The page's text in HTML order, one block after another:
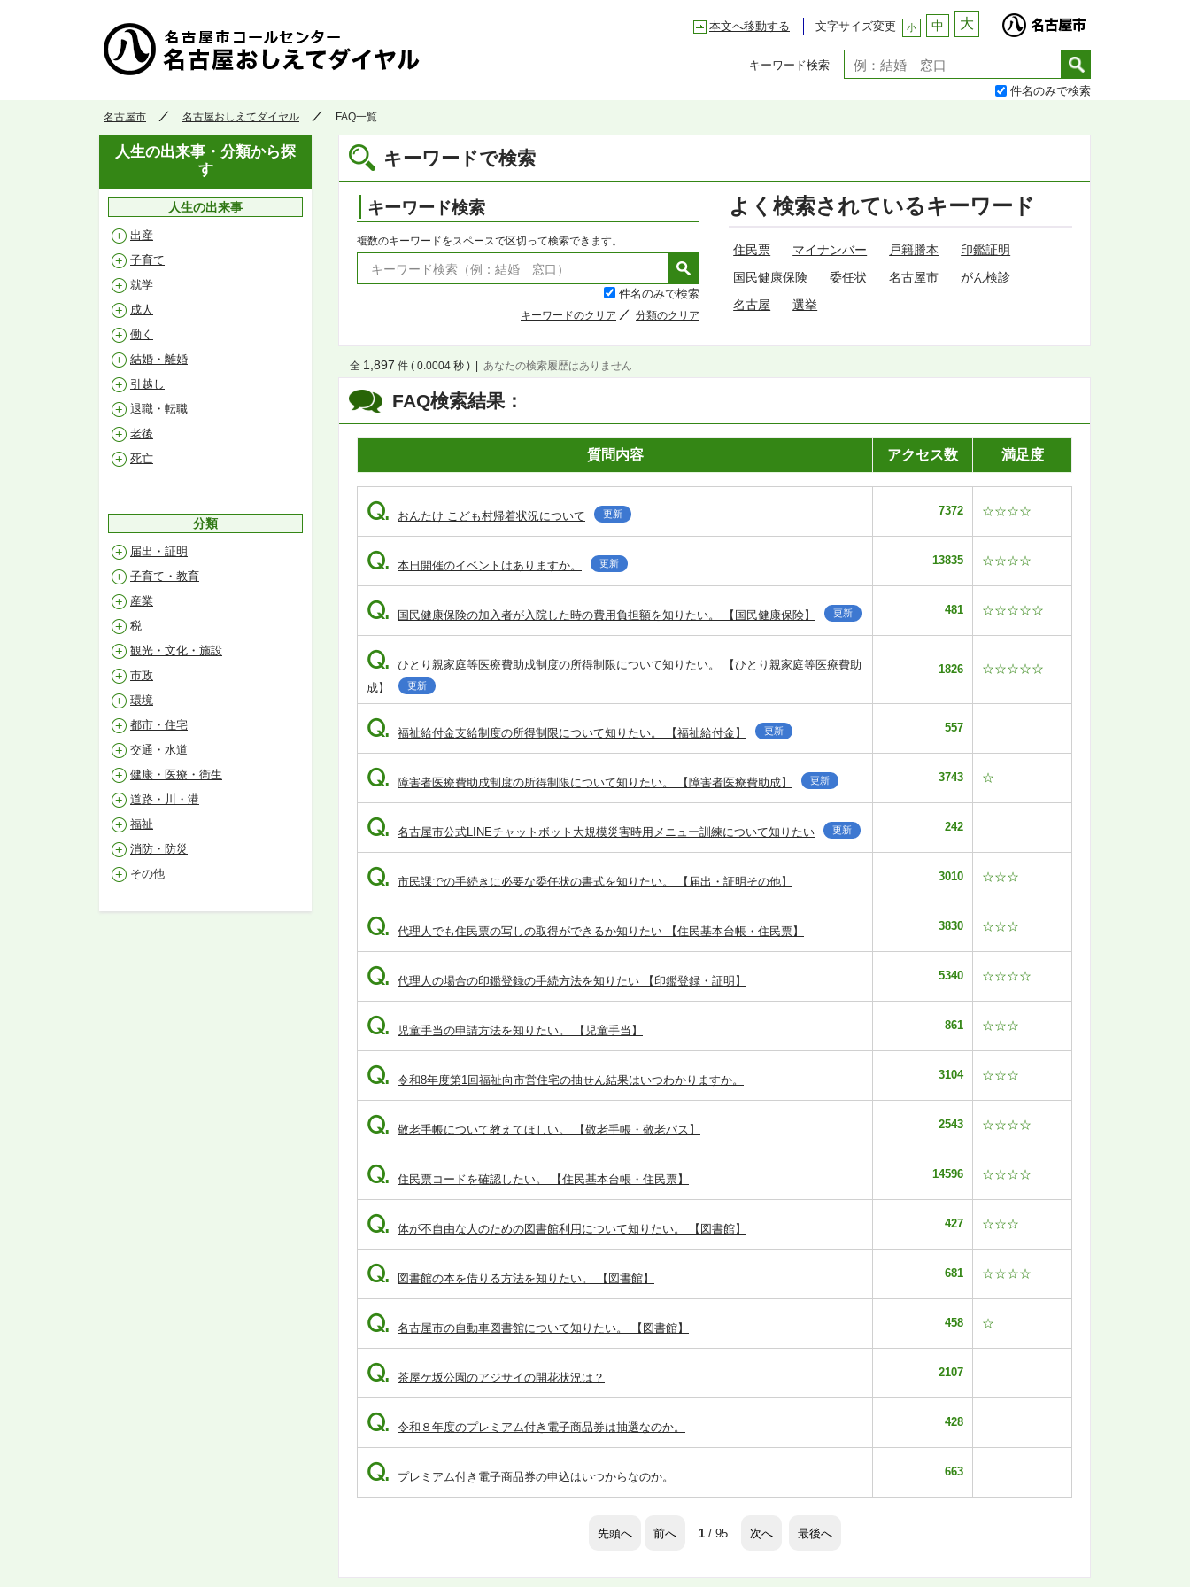
本文へ移動する 文字サイズ変更 小 中 大
キーワード検索
件名のみで検索
名古屋市 名古屋おしえてダイヤル FAQ一覧
キーワードで検索
キーワード検索
複数のキーワードをスペースで区切って検索できます。
件名のみで検索
キーワードのクリア 分類のクリア
よく検索されているキーワード
住民票 マイナンバー 戸籍謄本
印鑑証明
国民健康保険
委任状 名古屋市
がん検診
名古屋
選挙
FAQ検索結果：
全 1,897 件 ( 0.0004 秒 ) あなたの検索履歴はありません
質問内容 アクセス数 満足度
Q. おんたけ こども村帰着状況について 更新 7372 ☆☆☆☆
Q. 本日開催のイベントはありますか。 更新 13835 ☆☆☆☆
Q. 国民健康保険の加入者が入院した時の費用負担額を知りたい。 【国民健康保険】 更新 481 ☆☆☆☆☆
Q.
ひとり親家庭等医療費助成制度の所得制限について知りたい。 【ひとり親家庭等医療費助
成】
更新
1826 ☆☆☆☆☆
Q. 福祉給付金支給制度の所得制限について知りたい。 【福祉給付金】 更新 557
Q. 障害者医療費助成制度の所得制限について知りたい。 【障害者医療費助成】 更新 3743 ☆
Q. 名古屋市公式LINEチャットボット大規模災害時用メニュー訓練について知りたい 更新 242
Q. 市民課での手続きに必要な委任状の書式を知りたい。 【届出・証明その他】 3010 ☆☆☆
Q. 代理人でも住民票の写しの取得ができるか知りたい 【住民基本台帳・住民票】 3830 ☆☆☆
Q. 代理人の場合の印鑑登録の手続方法を知りたい 【印鑑登録・証明】 5340 ☆☆☆☆
Q. 児童手当の申請方法を知りたい。 【児童手当】 861 ☆☆☆
Q. 令和8年度第1回福祉向市営住宅の抽せん結果はいつわかりますか。 3104 ☆☆☆
Q. 敬老手帳について教えてほしい。 【敬老手帳・敬老パス】 2543 ☆☆☆☆
Q. 住民票コードを確認したい。 【住民基本台帳・住民票】 14596 ☆☆☆☆
Q. 体が不自由な人のための図書館利用について知りたい。 【図書館】 427 ☆☆☆
Q. 図書館の本を借りる方法を知りたい。 【図書館】 681 ☆☆☆☆
Q. 名古屋市の自動車図書館について知りたい。 【図書館】 458 ☆
Q. 茶屋ケ坂公園のアジサイの開花状況は？ 2107
Q. 令和８年度のプレミアム付き電子商品券は抽選なのか。 428
Q. プレミアム付き電子商品券の申込はいつからなのか。 663
先頭へ 前へ 1/ 95 次へ 最後へ
人生の出来事・分類から探
す
人生の出来事
出産
子育て
就学
成人
働く
結婚・離婚
引越し
退職・転職
老後
死亡
分類
届出・証明
子育て・教育
産業
税
観光・文化・施設
市政
環境
都市・住宅
交通・水道
健康・医療・衛生
道路・川・港
福祉
消防・防災
その他